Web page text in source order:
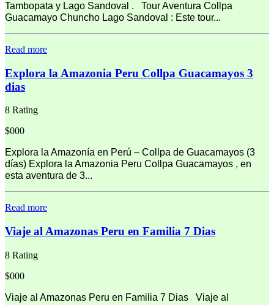
Tambopata y Lago Sandoval . Tour Aventura Collpa
Guacamayo Chuncho Lago Sandoval : Este tour...
Read more
Explora la Amazonia Peru Collpa Guacamayos 3
dias
8 Rating
$000
Explora la Amazonía en Perú – Collpa de Guacamayos (3
días) Explora la Amazonia Peru Collpa Guacamayos , en
esta aventura de 3...
Read more
Viaje al Amazonas Peru en Familia 7 Dias
8 Rating
$000
Viaje al Amazonas Peru en Familia 7 Dias Viaje al